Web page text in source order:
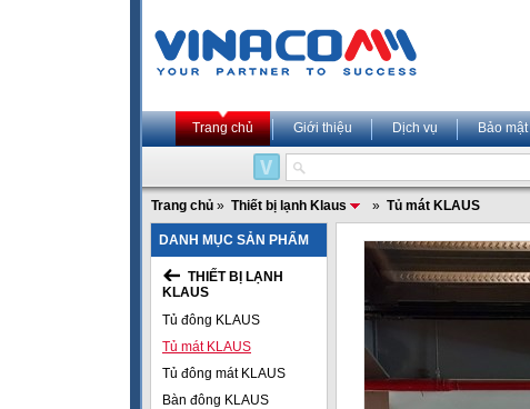
Trang chủ Giới thiệu Dịch vụ Bảo mật
Trang chủ » Thiết bị lạnh Klaus » Tủ mát KLAUS
DANH MỤC SẢN PHẨM
THIẾT BỊ LẠNH
KLAUS
Tủ đông KLAUS
Tủ mát KLAUS
Tủ đông mát KLAUS
Bàn đông KLAUS